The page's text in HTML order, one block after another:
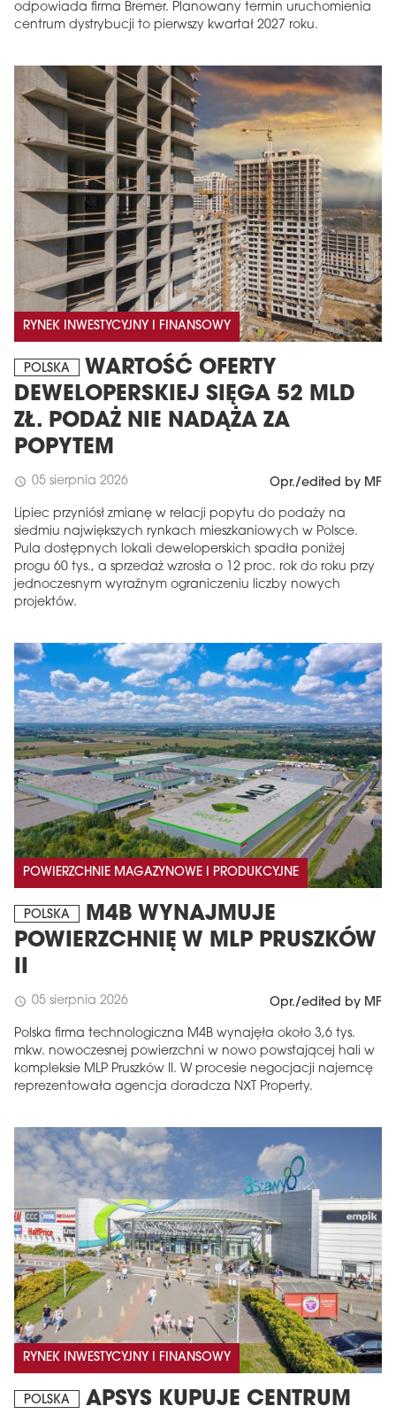
odpowiada firma Bremer. Planowany termin uruchomienia
centrum dystrybucji to pierwszy kwartał 2027 roku.
RYNEK INWESTYCYJNY I FINANSOWY
POLSKA
WARTOŚĆ OFERTY
DEWELOPERSKIEJ SIĘGA 52 MLD
ZŁ. PODAŻ NIE NADĄŻA ZA
POPYTEM
schedule 05 sierpnia 2026 Opr./edited by MF
Lipiec przyniósł zmianę w relacji popytu do podaży na
siedmiu największych rynkach mieszkaniowych w Polsce.
Pula dostępnych lokali deweloperskich spadła poniżej
progu 60 tys., a sprzedaż wzrosła o 12 proc. rok do roku przy
jednoczesnym wyraźnym ograniczeniu liczby nowych
projektów.
POWIERZCHNIE MAGAZYNOWE I PRODUKCYJNE
POLSKA
M4B WYNAJMUJE
POWIERZCHNIĘ W MLP PRUSZKÓW
II
schedule 05 sierpnia 2026 Opr./edited by MF
Polska firma technologiczna M4B wynajęła około 3,6 tys.
mkw. nowoczesnej powierzchni w nowo powstającej hali w
kompleksie MLP Pruszków II. W procesie negocjacji najemcę
reprezentowała agencja doradcza NXT Property.
RYNEK INWESTYCYJNY I FINANSOWY
POLSKA
APSYS KUPUJE CENTRUM
MAGAZYN
Wydanie 6 (308)
CZERWIEC 2026
Więcej w tym wydaniu
arrow_forward
Zamów teraz!